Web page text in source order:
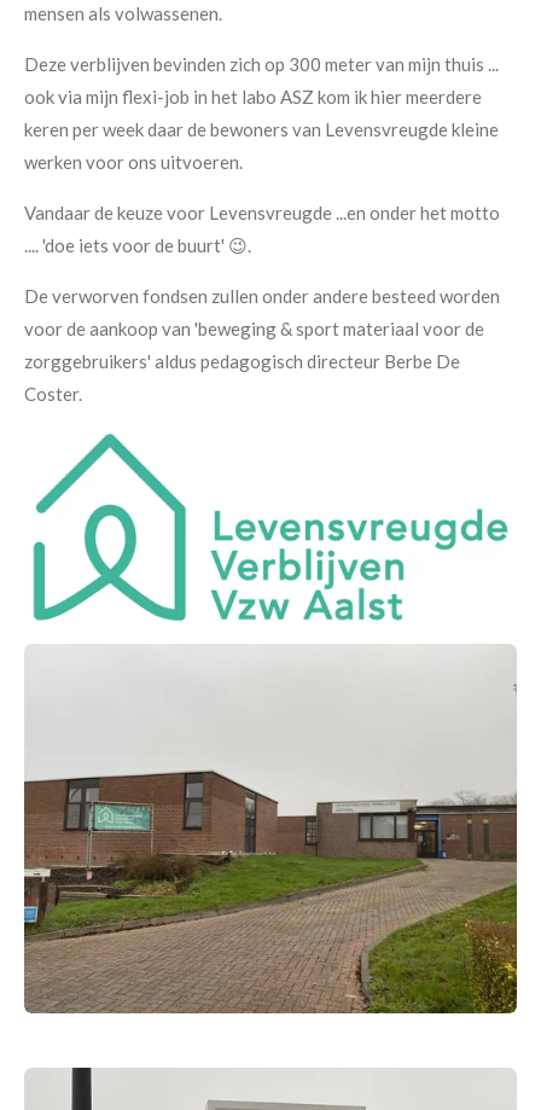
mensen als volwassenen.
Deze verblijven bevinden zich op 300 meter van mijn thuis ...
ook via mijn flexi-job in het labo ASZ kom ik hier meerdere
keren per week daar de bewoners van Levensvreugde kleine
werken voor ons uitvoeren.
Vandaar de keuze voor Levensvreugde ...en onder het motto
.... 'doe iets voor de buurt' 😉.
De verworven fondsen zullen onder andere besteed worden
voor de aankoop van 'beweging & sport materiaal voor de
zorggebruikers' aldus pedagogisch directeur Berbe De
Coster.